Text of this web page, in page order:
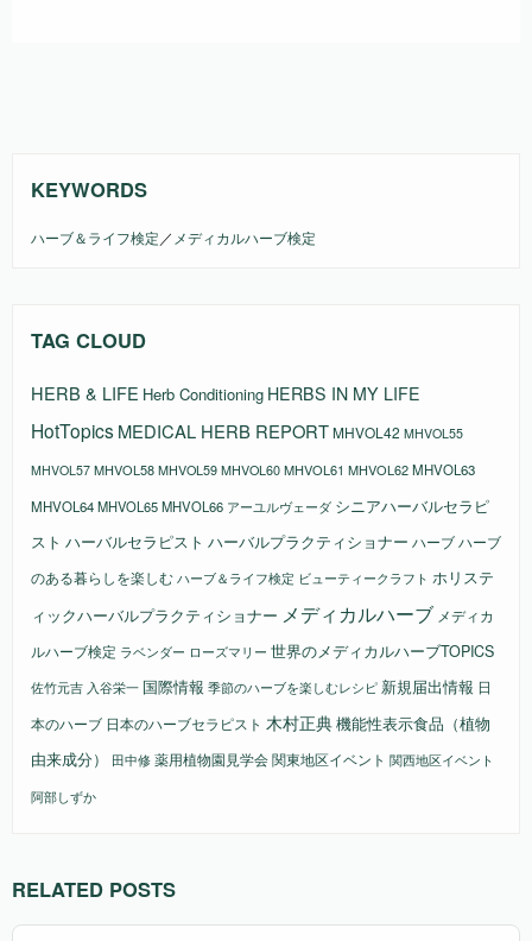
KEYWORDS
ハーブ＆ライフ検定 ／ メディカルハーブ検定
TAG CLOUD
HERB & LIFE Herb Conditioning HERBS IN MY LIFE
HotTopics MEDICAL HERB REPORTMHVOL42 MHVOL55
MHVOL57 MHVOL58 MHVOL59 MHVOL60 MHVOL61 MHVOL62MHVOL63
MHVOL64MHVOL65MHVOL66 アーユルヴェーダ シニアハーバルセラピ
スト ハーバルセラピスト ハーバルプラクティショナー ハーブハーブ
のある暮らしを楽しむ ハーブ＆ライフ検定 ビューティークラフト ホリステ
ィックハーバルプラクティショナー メディカルハーブ メディカ
ルハーブ検定 ラベンダー ローズマリー 世界のメディカルハーブTOPICS
佐竹元吉 入谷栄一 国際情報 季節のハーブを楽しむレシピ 新規届出情報 日
本のハーブ 日本のハーブセラピスト 木村正典機能性表示食品（植物
由来成分）
田中修 薬用植物園見学会関東地区イベント 関西地区イベント
阿部しずか
RELATED POSTS